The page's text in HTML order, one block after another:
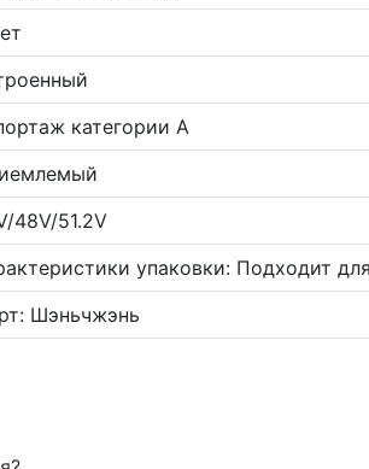
категории А
48V/51.2V
упаковки: Подходит
Шэньчжэнь